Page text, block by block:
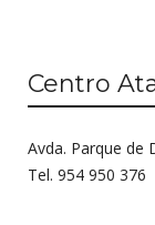
Centro
Avda. Parque de
Tel. 954 950 376